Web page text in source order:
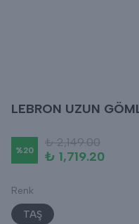
LEBRON UZUN
%20
₺ 2,149.00
₺ 1,719.20
Renk
TAŞ